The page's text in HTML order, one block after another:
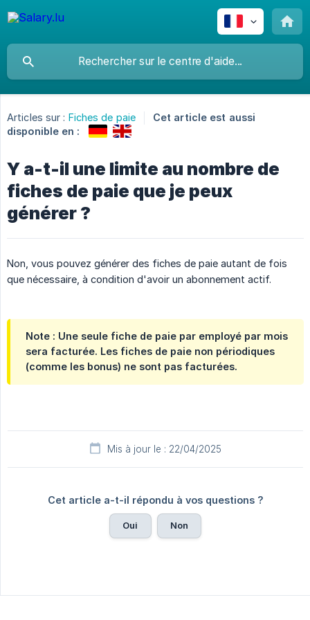
Articles sur : Fiches de paie
Cet article est aussi
disponible en :
Y a-t-il une limite au nombre de
fiches de paie que je peux
générer ?
Non, vous pouvez générer des fiches de paie autant de fois
que nécessaire, à condition d'avoir un abonnement actif.
Note : Une seule fiche de paie par employé par mois
sera facturée. Les fiches de paie non périodiques
(comme les bonus) ne sont pas facturées.
Mis à jour le : 22/04/2025
Cet article a-t-il répondu à vos questions ?
Oui Non